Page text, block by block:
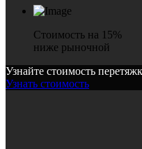
Стоимость на 15%
ниже рыночной
Узнайте стоимость
Узнать стоимость